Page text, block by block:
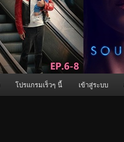
โปรแกรมเร็วๆ นี้ เข้าสู่ระบบ